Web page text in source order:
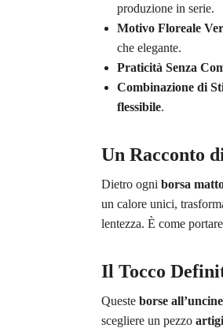
produzione in serie.
Motivo Floreale
che elegante.
Praticità Senza
Combinazione di
flessibile.
Un Racconto
Dietro ogni borsa
un calore unici,
lentezza. È come
Il Tocco
Queste borse
scegliere un pezzo